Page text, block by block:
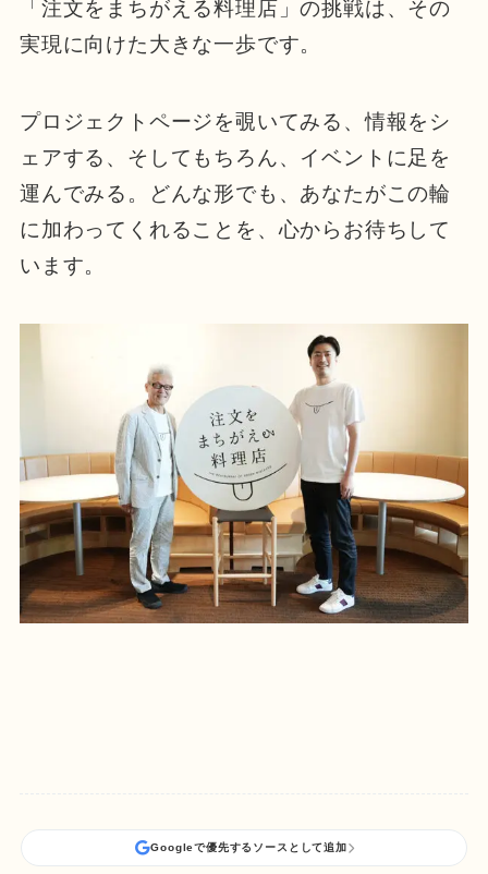
「注文をまちがえる料理店」の挑戦は、その
実現に向けた大きな一歩です。
プロジェクトページを覗いてみる、情報をシ
ェアする、そしてもちろん、イベントに足を
運んでみる。どんな形でも、あなたがこの輪
に加わってくれることを、心からお待ちして
います。
Googleで優先するソースとして追加